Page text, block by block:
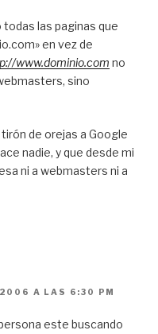
las paginas que
en vez de
www.dominio.com no
sino
de orejas a Google
nadie, y que desde mi
ni a webmasters ni a
2006 A LAS 6:30 PM
este buscando